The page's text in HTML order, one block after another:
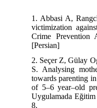
1. Abbasi A,
victimization
Crime Prevention
[Persian]
2. Seçer Z, Gülay
S. Analysing
towards parenting
of 5–6 year–old
Uygulamada
8.